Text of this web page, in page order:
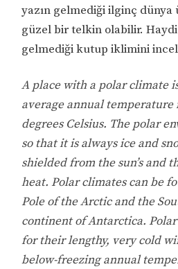
yazın gelmediği ilginç
güzel bir telkin olabilir.
gelmediği kutup iklimini
A place with a polar climate
average annual temperature
degrees Celsius. The polar
so that it is always ice and
shielded from the sun’s and
heat. Polar climates can be
Pole of the Arctic and the
continent of Antarctica.
for their lengthy, very cold
below-freezing annual